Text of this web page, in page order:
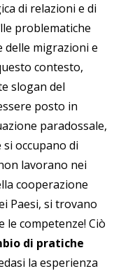
di relazioni e di
problematiche
delle migrazioni e
contesto,
slogan del
posto in
paradossale,
occupano di
lavorano nei
cooperazione
Paesi, si trovano
le competenze! Ciò
di pratiche
la esperienza